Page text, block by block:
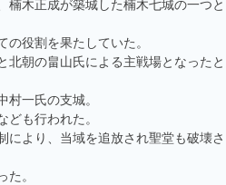
楠木正成が築城した楠木七城の一つと
役割を果たしていた。
北朝の畠山氏による主戦場となったと
一氏の支城。
も行われた。
により、当域を追放され聖堂も破壊さ
。